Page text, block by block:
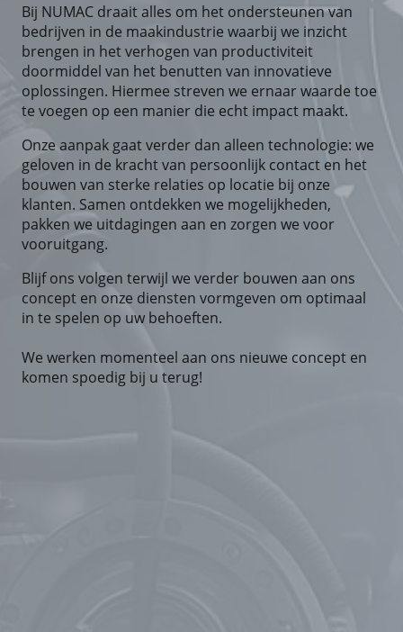
Bij NUMAC draait alles om het ondersteunen van
bedrijven in de maakindustrie waarbij we inzicht
brengen in het verhogen van productiviteit
doormiddel van het benutten van innovatieve
oplossingen. Hiermee streven we ernaar waarde toe
te voegen op een manier die echt impact maakt.
Onze aanpak gaat verder dan alleen technologie: we
geloven in de kracht van persoonlijk contact en het
bouwen van sterke relaties op locatie bij onze
klanten. Samen ontdekken we mogelijkheden,
pakken we uitdagingen aan en zorgen we voor
vooruitgang.
Blijf ons volgen terwijl we verder bouwen aan ons
concept en onze diensten vormgeven om optimaal
in te spelen op uw behoeften.
We werken momenteel aan ons nieuwe concept en
komen spoedig bij u terug!